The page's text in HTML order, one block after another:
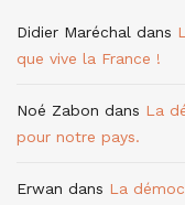
Didier Maréchal dans
que vive la France !
Noé Zabon dans La
pour notre pays.
Erwan dans La